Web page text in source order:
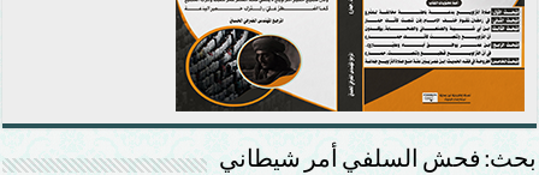
بحث: فحش السلفي أمر شيطاني